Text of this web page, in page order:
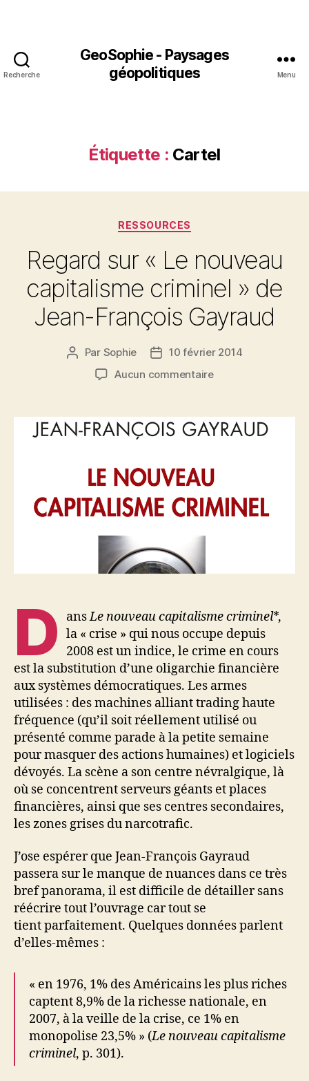
Recherche
GeoSophie - Paysages
géopolitiques
Menu
Étiquette : Cartel
Catégories
RESSOURCES
Regard sur « Le nouveau
capitalisme criminel » de
Jean-François Gayraud
Auteur
l’article
Par Sophie
Date10 février 2014
Aucun commentairesur
«
Le
criminel
»
de
D ansLe nouveau capitalisme criminel*,
la « crise » qui nous occupe depuis
2008 est un indice, le crime en cours
est la substitution d’une oligarchie financière
aux systèmes démocratiques. Les armes
utilisées : des machines alliant trading haute
fréquence (qu’il soit réellement utilisé ou
présenté comme parade à la petite semaine
pour masquer des actions humaines) et logiciels
dévoyés. La scène a son centre névralgique, là
où se concentrent serveurs géants et places
financières, ainsi que ses centres secondaires,
les zones grises du narcotrafic.
J’ose espérer que Jean-François Gayraud
passera sur le manque de nuances dans ce très
bref panorama, il est difficile de détailler sans
réécrire tout l’ouvrage car tout se
tient parfaitement. Quelques données parlent
d’elles-mêmes :
« en 1976, 1% des Américains les plus riches
captent 8,9% de la richesse nationale, en
2007, à la veille de la crise, ce 1% en
monopolise 23,5% » (Le nouveau capitalisme
criminel, p. 301).